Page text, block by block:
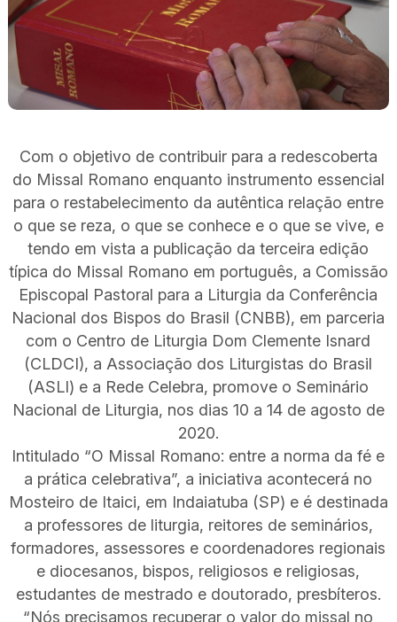
Com o objetivo de contribuir para a redescoberta
do Missal Romano enquanto instrumento essencial
para o restabelecimento da autêntica relação entre
o que se reza, o que se conhece e o que se vive, e
tendo em vista a publicação da terceira edição
típica do Missal Romano em português, a Comissão
Episcopal Pastoral para a Liturgia da Conferência
Nacional dos Bispos do Brasil (CNBB), em parceria
com o Centro de Liturgia Dom Clemente Isnard
(CLDCI), a Associação dos Liturgistas do Brasil
(ASLI) e a Rede Celebra, promove o Seminário
Nacional de Liturgia, nos dias 10 a 14 de agosto de
2020.
Intitulado “O Missal Romano: entre a norma da fé e
a prática celebrativa”, a iniciativa acontecerá no
Mosteiro de Itaici, em Indaiatuba (SP) e é destinada
a professores de liturgia, reitores de seminários,
formadores, assessores e coordenadores regionais
e diocesanos, bispos, religiosos e religiosas,
estudantes de mestrado e doutorado, presbíteros.
“Nós precisamos recuperar o valor do missal no